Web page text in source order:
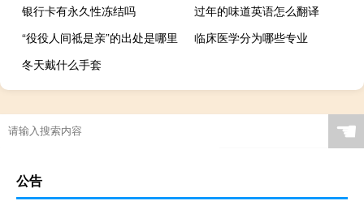
银行卡有永久性冻结吗
过年的味道英语怎么翻译
“役役人间祗是亲”的出处是哪里
临床医学分为哪些专业
冬天戴什么手套
☚
公告